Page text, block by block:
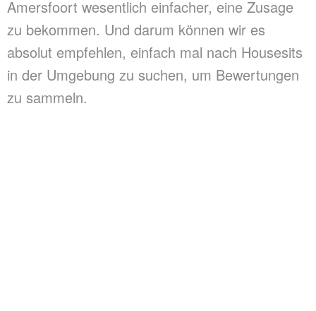
Amersfoort wesentlich einfacher, eine Zusage
zu bekommen. Und darum können wir es
absolut empfehlen, einfach mal nach Housesits
in der Umgebung zu suchen, um Bewertungen
zu sammeln.